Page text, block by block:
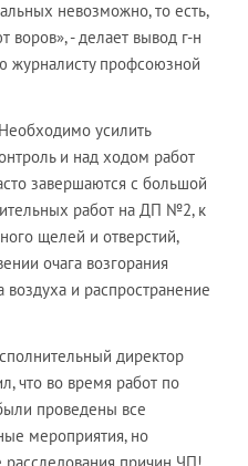
невозможно, то есть,
воров», - делает вывод г-н
журналисту профсоюзной
усилить
и над ходом работ
завершаются с большой
работ на ДП №2, к
щелей и отверстий,
очага возгорания
воздуха и распространение
директор
что во время работ по
проведены все
мероприятия, но